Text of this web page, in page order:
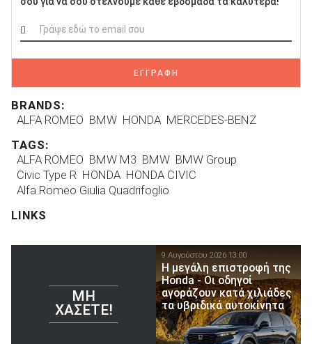
ΕΓΓΡΑΦΗ
BRANDS:
ALFA ROMEO BMW HONDA MERCEDES-BENZ
TAGS:
ALFA ROMEO BMW M3 BMW BMW Group
Civic Type R HONDA HONDA CIVIC
Alfa Romeo Giulia Quadrifoglio
LINKS
ΜΗ
ΧΆΣΕΤΕ!
9 Αυγούστου 2026 13:00
Η μεγάλη επιστροφή της
Honda - Οι οδηγοί
αγοράζουν κατά χιλιάδες
τα υβριδικά αυτοκίνητα